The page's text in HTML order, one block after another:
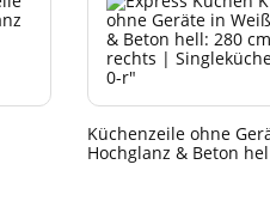
Küchenzeile ohne
Hochglanz & Beton